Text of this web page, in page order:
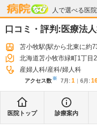
人で選べる医
病院なび
口コミ・評判:医療法
苫小牧駅(駅から北東に約
北海道苫小牧市緑町1丁目
産婦人科 産科 婦人科
アクセス数※ 7月 : 1 6月 :
医院トップ 診療案内